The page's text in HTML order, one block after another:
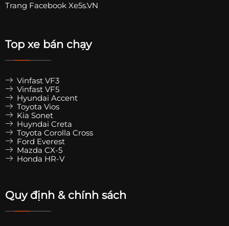
Trang Facebook Xe5s.VN
Top xe bán chạy
Vinfast VF3
Vinfast VF5
Hyundai Accent
Toyota Vios
Kia Sonet
Huyndai Creta
Toyota Corolla Cross
Ford Everest
Mazda CX-5
Honda HR-V
Quy định & chính sách